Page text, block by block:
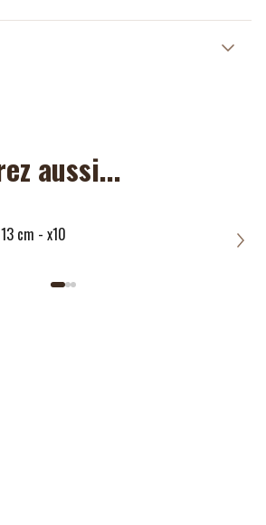
et laisser sécher à l'air libre à la
aussi...
cm - x10